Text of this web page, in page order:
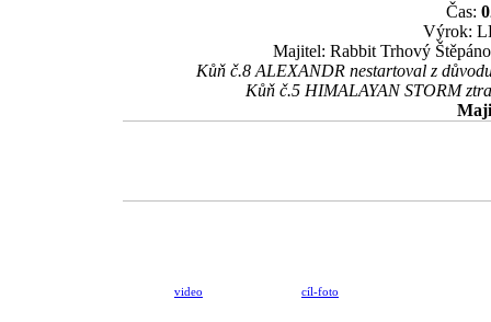
Čas:
Výrok:
Majitel: Rabbit Trhový
Kůň č.8 ALEXANDR nestartoval z
Kůň č.5 HIMALAYAN STORM
video cíl-foto